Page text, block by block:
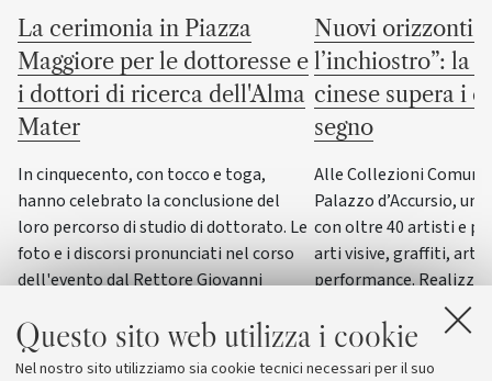
Questo sito web utilizza i cookie
Nel nostro sito utilizziamo sia cookie tecnici necessari per il suo
La cerimonia in Piazza
Maggiore per le dottoresse e
i dottori di ricerca dell'Alma
Mater
In cinquecento, con tocco e toga,
hanno celebrato la conclusione del
loro percorso di studio di dottorato. Le
foto e i discorsi pronunciati nel corso
dell'evento dal Rettore Giovanni
Elisabetta Tola e dal genetista Guido
Barbujani
Nuovi orizzonti
l’inchiostro”: la
cinese supera i
segno
Alle Collezioni
Palazzo d’Accursio,
con oltre 40 artisti e
arti visive, graffiti, arti
performance.
del progetto “ERC
dall’Università di
esposizione di questo